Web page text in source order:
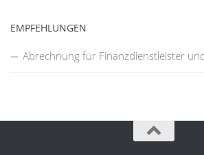
EMPFEHLUNGEN
Abrechnung für Finanzdienstleister